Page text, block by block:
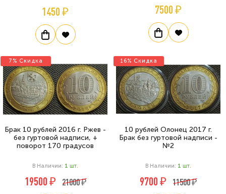
1450 ₽ 7500 ₽
7% Скидка
Брак 10 рублей 2016 г. Ржев -
без гуртовой надписи, +
поворот 170 градусов
В Наличии: 1 Шт.
19500 ₽ 21000 ₽
16% Скидка
10 рублей Олонец 2017 г.
Брак без гуртовой надписи -
№2
В Наличии: 1 Шт.
9700 ₽ 11500 ₽